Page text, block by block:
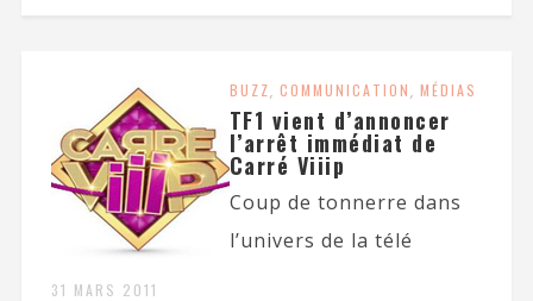
BUZZ, COMMUNICATION, MÉDIAS
TF1 vient d’annoncer
l’arrêt immédiat de
Carré Viiip
31 MARS 2011
Coup de tonnerre dans
l’univers de la télé